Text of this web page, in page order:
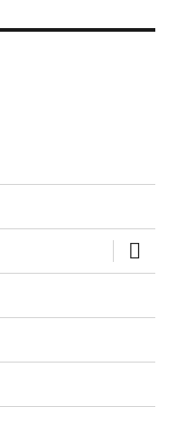
öffnen